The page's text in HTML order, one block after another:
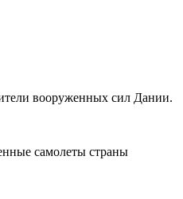
вооруженных сил Дании.
самолеты страны